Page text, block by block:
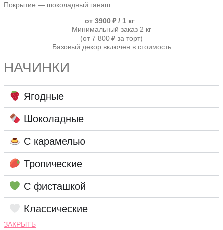
Покрытие — шоколадный ганаш
от 3900 ₽ / 1 кг
Минимальный заказ 2 кг
(от 7 800 ₽ за торт)
Базовый декор включен в стоимость
НАЧИНКИ
Ягодные
Шоколадные
С карамелью
Тропические
С фисташкой
Классические
ЗАКРЫТЬ